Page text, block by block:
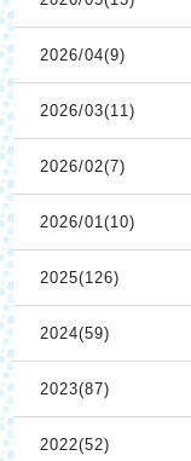
2026/04(9)
2026/03(11)
2026/02(7)
2026/01(10)
2025(126)
2024(59)
2023(87)
2022(52)